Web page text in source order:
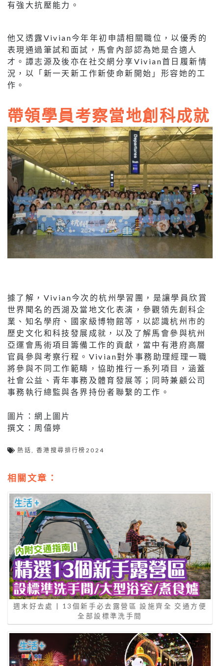
有強大抗壓能力。
他又透露Vivian今年年初申請相關職位，以優秀的
表現通過筆試和面試，馬會內部認為她是合適人
才。譚志源及後亦在社交網分享Vivian首日履新情
況，以「新一天新工作新使命新開始」形容她的工
作。
帶領學員考察當地創科成就
據了解，Vivian今次的杭州學習團，是讓學員欣賞
世界聞名的西湖及當地文化表演，參觀領先創科企
業、知名學府、國家級博物館等，以認識杭州市的
歷史文化和科技發展成就，以及了解馬會參與杭州
亞運會馬術項目籌備工作的貢獻，當中有港府高層
官員參與考察行程。Vivian對外事務助理經理一職
將參與不同工作範疇，協助推行一系列項目，涵蓋
社會公益、青年事務及體育發展等；同時兼顧公司
事務執行總監與各界持份者聯繫的工作。
圖片：網上圖片
撰文：周僖婷
熱話,香港搜尋排行榜2024
相關文章：
週末好去處 | 13個新手必去露營區 設施齊全 交通方便
全部設標準洗手間